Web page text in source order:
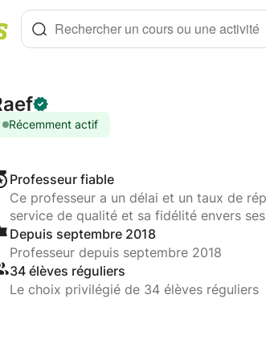
Rechercher un cours ou une activité
Récemment actif
Professeur fiable
Ce professeur a un délai et un taux de
service de qualité et sa fidélité envers
Depuis septembre 2018
Professeur depuis septembre 2018
34 élèves réguliers
Le choix privilégié de 34 élèves réguliers